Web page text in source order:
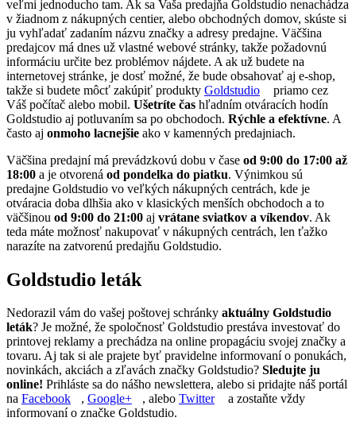
veľmi jednoducho tam. Ak sa Vaša predajňa Goldstudio nenachádza
v žiadnom z nákupných centier, alebo obchodných domov, skúste si
ju vyhľadať zadaním názvu značky a adresy predajne. Väčšina
predajcov má dnes už vlastné webové stránky, takže požadovnú
informáciu určite bez problémov nájdete. A ak už budete na
internetovej stránke, je dosť možné, že bude obsahovať aj e-shop,
takže si budete môcť zakúpiť produkty Goldstudio
priamo cez
Váš počítač alebo mobil. Ušetríte čas hľadním otváracích hodín
Goldstudio aj potluvaním sa po obchodoch. Rýchle a efektívne. A
často aj onmoho lacnejšie ako v kamenných predajniach.
Väčšina predajní má prevádzkovú dobu v čase od 9:00 do 17:00 až
18:00 a je otvorená od pondelka do piatku. Výnimkou sú
predajne Goldstudio vo veľkých nákupných centrách, kde je
otváracia doba dlhšia ako v klasických menších obchodoch a to
väčšinou od 9:00 do 21:00 aj vrátane sviatkov a víkendov. Ak
teda máte možnosť nakupovať v nákupných centrách, len ťažko
narazíte na zatvorenú predajňu Goldstudio.
Goldstudio leták
Nedorazil vám do vašej poštovej schránky aktuálny Goldstudio
leták? Je možné, že spoločnosť Goldstudio prestáva investovať do
printovej reklamy a prechádza na online propagáciu svojej značky a
tovaru. Aj tak si ale prajete byť pravidelne informovaní o ponukách,
novinkách, akciách a zľavách značky Goldstudio? Sledujte ju
online! Prihláste sa do nášho newslettera, alebo si pridajte náš portál
na Facebook , Google+ , alebo Twitter
a zostaňte vždy
informovaní o značke Goldstudio.